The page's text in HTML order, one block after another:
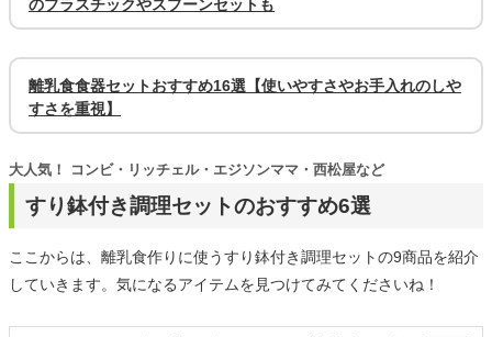
のプラスチックやスプーンセットも
離乳食食器セットおすすめ16選【使いやすさやお手入れのしや
すさを重視】
すり鉢付き調理セットのおすすめ6選
大人気！ コンビ・リッチェル・エジソンママ・西松屋など
ここからは、離乳食作りに使うすり鉢付き調理セットの9商品を紹介
していきます。気になるアイテムを見つけてみてくださいね！